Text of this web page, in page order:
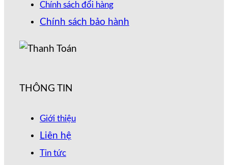
Chính sách đổi hàng
Chính sách bảo hành
THÔNG TIN
Giới thiệu
Liên hệ
Tin tức